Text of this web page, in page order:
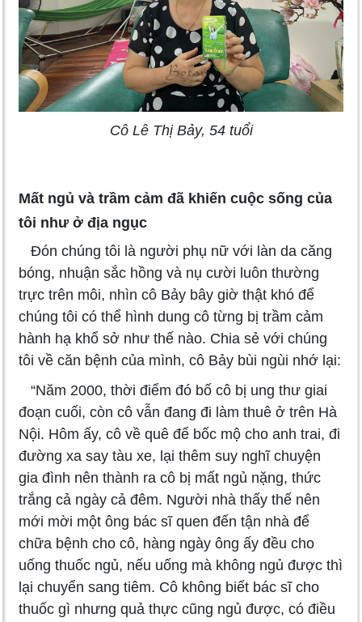
Cô Lê Thị Bảy, 54 tuổi
Mất ngủ và trầm cảm đã khiến cuộc sống của
tôi như ở địa ngục
Đón chúng tôi là người phụ nữ với làn da căng
bóng, nhuận sắc hồng và nụ cười luôn thường
trực trên môi, nhìn cô Bảy bây giờ thật khó để
chúng tôi có thể hình dung cô từng bị trầm cảm
hành hạ khổ sở như thế nào. Chia sẻ với chúng
tôi về căn bệnh của mình, cô Bảy bùi ngùi nhớ lại:
“Năm 2000, thời điểm đó bố cô bị ung thư giai
đoạn cuối, còn cô vẫn đang đi làm thuê ở trên Hà
Nội. Hôm ấy, cô về quê để bốc mộ cho anh trai, đi
đường xa say tàu xe, lại thêm suy nghĩ chuyện
gia đình nên thành ra cô bị mất ngủ nặng, thức
trắng cả ngày cả đêm. Người nhà thấy thế nên
mới mời một ông bác sĩ quen đến tận nhà để
chữa bệnh cho cô, hàng ngày ông ấy đều cho
uống thuốc ngủ, nếu uống mà không ngủ được thì
lại chuyển sang tiêm. Cô không biết bác sĩ cho
thuốc gì nhưng quả thực cũng ngủ được, có điều